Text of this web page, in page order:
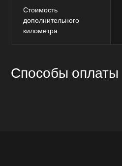
Стоимость
дополнительного
километра
Способы оплаты